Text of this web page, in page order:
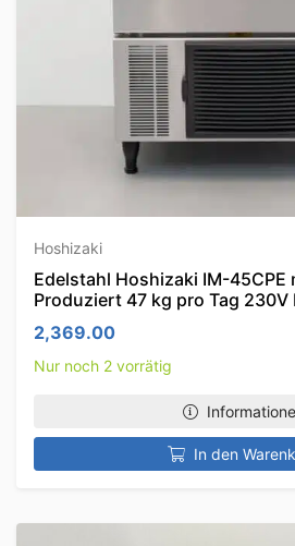
Hoshizaki
Edelstahl Hoshizaki IM-45CPE
Produziert 47 kg pro Tag 230V
2,369.00
Nur noch 2 vorrätig
In den